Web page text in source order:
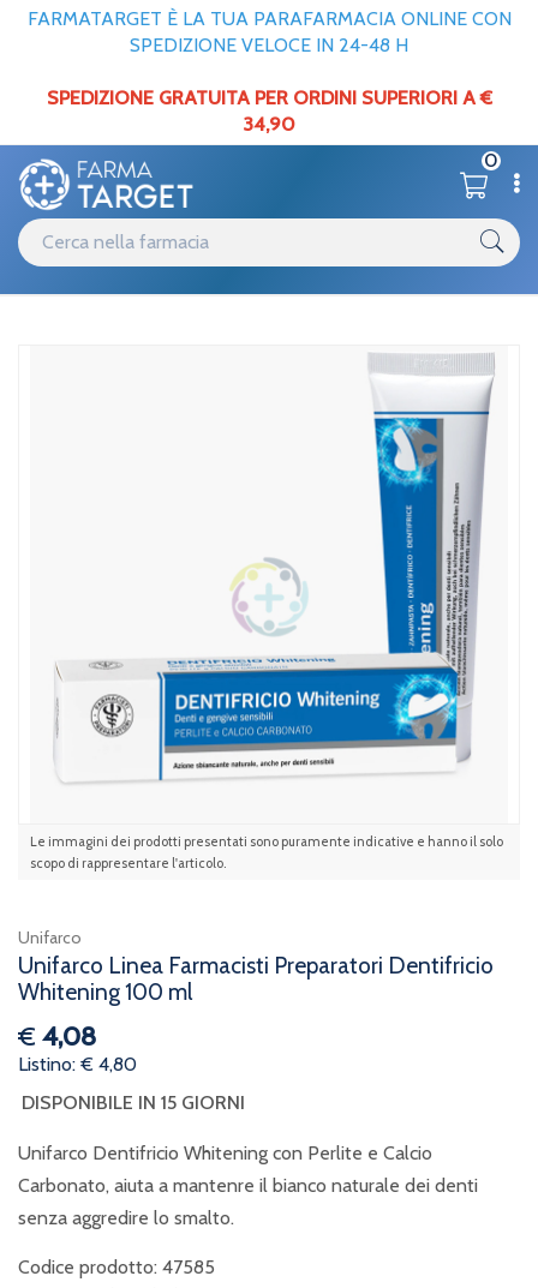
FARMATARGET È LA TUA PARAFARMACIA ONLINE CON
SPEDIZIONE VELOCE IN 24-48 H
SPEDIZIONE GRATUITA PER ORDINI SUPERIORI A €
34,90
0
Unifarco Linea Farmacisti Preparatori Dentifricio Whitening 100 ml
Le immagini dei prodotti presentati sono puramente indicative e hanno il solo
scopo di rappresentare l'articolo.
Unifarco
Unifarco Linea Farmacisti Preparatori Dentifricio
Whitening 100 ml
€ 4,08
Listino: € 4,80
DISPONIBILE IN 15 GIORNI
Unifarco Dentifricio Whitening con Perlite e Calcio
Carbonato, aiuta a mantenre il bianco naturale dei denti
senza aggredire lo smalto.
Codice prodotto: 47585